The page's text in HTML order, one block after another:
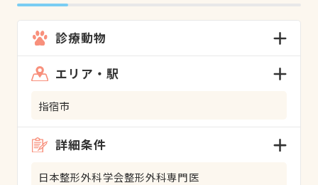
診療動物
エリア・駅
指宿市
詳細条件
日本整形外科学会整形外科専門医